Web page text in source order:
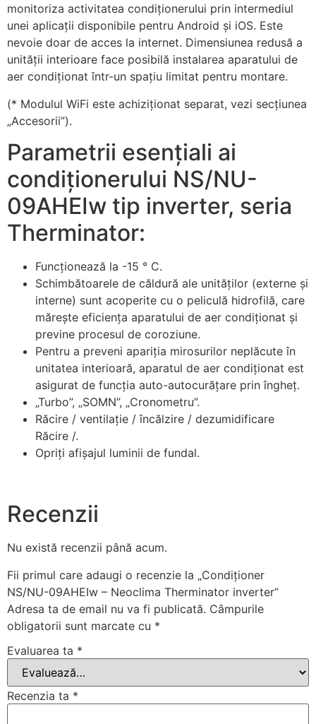
monitoriza activitatea condiționerului prin intermediul
unei aplicații disponibile pentru Android și iOS. Este
nevoie doar de acces la internet. Dimensiunea redusă a
unității interioare face posibilă instalarea aparatului de
aer condiționat într-un spațiu limitat pentru montare.
(* Modulul WiFi este achiziționat separat, vezi secțiunea
„Accesorii”).
Parametrii esențiali ai
condiționerului NS/NU-
09AHEIw tip inverter, seria
Therminator:
Funcționează la -15 ° C.
Schimbătoarele de căldură ale unităților (externe și
interne) sunt acoperite cu o peliculă hidrofilă, care
mărește eficiența aparatului de aer condiționat și
previne procesul de coroziune.
Pentru a preveni apariția mirosurilor neplăcute în
unitatea interioară, aparatul de aer condiționat est
asigurat de funcția auto-autocurățare prin îngheț.
„Turbo”, „SOMN”, „Cronometru”.
Răcire / ventilație / încălzire / dezumidificare
Răcire /.
Opriți afișajul luminii de fundal.
Recenzii
Nu există recenzii până acum.
Fii primul care adaugi o recenzie la „Condiționer
NS/NU-09AHEIw – Neoclima Therminator inverter”
Adresa ta de email nu va fi publicată. Câmpurile
obligatorii sunt marcate cu *
Evaluarea ta *
Recenzia ta *